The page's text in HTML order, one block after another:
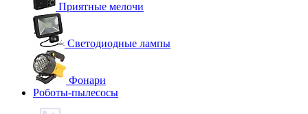
Приятные мелочи
Светодиодные лампы
Фонари
Роботы-пылесосы